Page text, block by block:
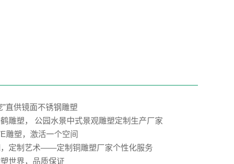
”直供镜面不锈钢雕塑
雕塑， 公园水景中式景观雕塑定制生产厂家
雕塑，激活一个空间
，定制艺术——定制铜雕塑厂家个性化服务
世界，品质保证